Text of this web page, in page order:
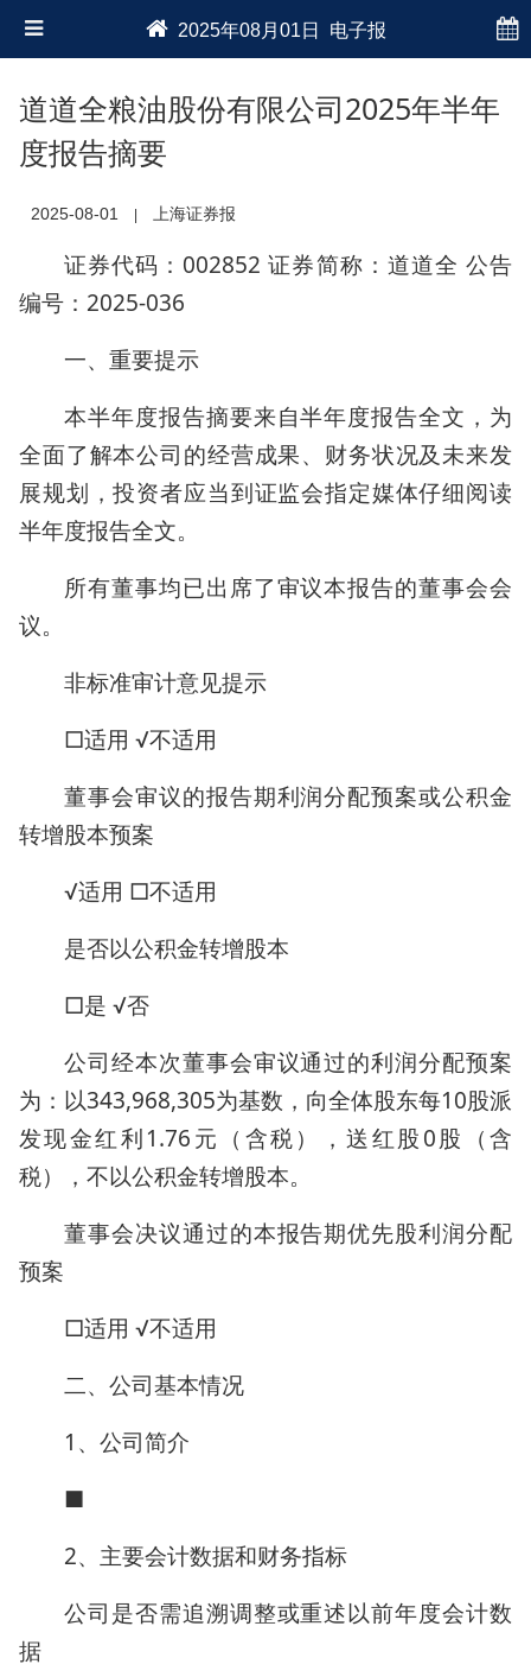
2025年08月01日 电子报
道道全粮油股份有限公司2025年半年
度报告摘要
2025-08-01 上海证券报
证券代码：002852 证券简称：道道全 公告
编号：2025-036
一、重要提示
本半年度报告摘要来自半年度报告全文，为
全面了解本公司的经营成果、财务状况及未来发
展规划，投资者应当到证监会指定媒体仔细阅读
半年度报告全文。
所有董事均已出席了审议本报告的董事会会
议。
非标准审计意见提示
□适用 √不适用
董事会审议的报告期利润分配预案或公积金
转增股本预案
√适用 □不适用
是否以公积金转增股本
□是 √否
公司经本次董事会审议通过的利润分配预案
为：以343,968,305为基数，向全体股东每10股派
发现金红利1.76元（含税），送红股0股（含
税），不以公积金转增股本。
董事会决议通过的本报告期优先股利润分配
预案
□适用 √不适用
二、公司基本情况
1、公司简介
■
2、主要会计数据和财务指标
公司是否需追溯调整或重述以前年度会计数
据